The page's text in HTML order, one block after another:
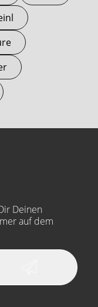
Deinen
auf dem